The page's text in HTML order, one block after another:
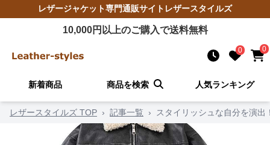
レザージャケット専門通販サイト レザースタイルズ
10,000円以上のご購入で送料無料
0 0
新着商品 商品を検索 人気ランキング
レザースタイルズ TOP › 記事一覧 › スタイリッシュな自分を演